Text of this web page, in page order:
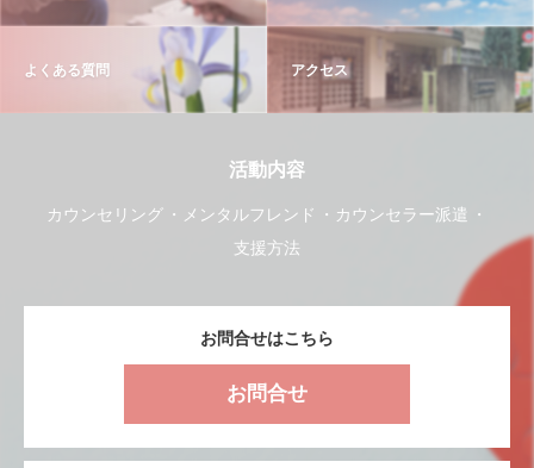
よくある質問 アクセス
活動内容
カウンセリング メンタルフレンド
カウンセラー派遣
支援方法
お問合せはこちら
お問合せ